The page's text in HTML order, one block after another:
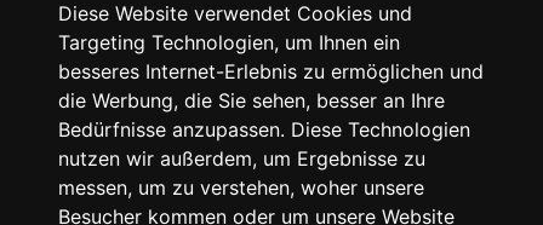
Diese Website verwendet Cookies und
Targeting Technologien, um Ihnen ein
besseres Internet-Erlebnis zu ermöglichen und
die Werbung, die Sie sehen, besser an Ihre
Bedürfnisse anzupassen. Diese Technologien
nutzen wir außerdem, um Ergebnisse zu
messen, um zu verstehen, woher unsere
Besucher kommen oder um unsere Website
Vimeo
2026SNEAKERᴰᴱ